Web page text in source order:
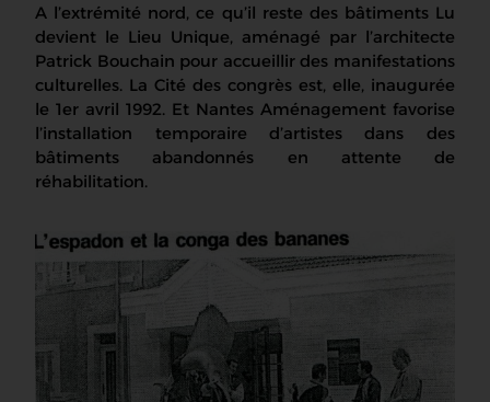
A l’extrémité nord, ce qu’il reste des bâtiments Lu
devient le Lieu Unique, aménagé par l’architecte
Patrick Bouchain pour accueillir des manifestations
culturelles. La Cité des congrès est, elle, inaugurée
le 1er avril 1992. Et Nantes Aménagement favorise
l’installation temporaire d’artistes dans des
bâtiments abandonnés en attente de
réhabilitation.